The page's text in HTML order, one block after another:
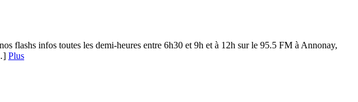
flashs infos toutes les demi-heures entre 6h30 et 9h et à 12h sur le 95.5 FM à Annonay,
Plus